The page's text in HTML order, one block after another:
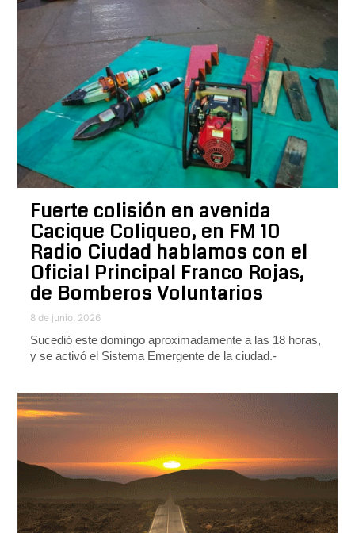
Fuerte colisión en avenida
Cacique Coliqueo, en FM 10
Radio Ciudad hablamos con el
Oficial Principal Franco Rojas,
de Bomberos Voluntarios
8 de junio, 2026
Sucedió este domingo aproximadamente a las 18 horas,
y se activó el Sistema Emergente de la ciudad.-